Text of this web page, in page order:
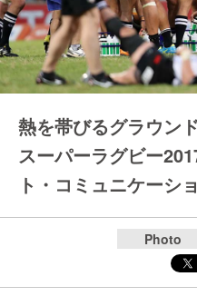
熱を帯びるグラウン
スーパーラグビー
ト・コミュニケーシ
Photo